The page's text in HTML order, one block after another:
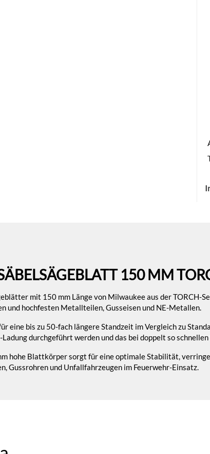
150 MM
mit 150 mm Länge von Milwaukee aus der TORCH-
und hochfesten Metallteilen, Gusseisen und NE-Metallen.
eine bis zu 50-fach längere Standzeit im Vergleich zu
durchgeführt werden und das bei doppelt so
hohe Blattkörper sorgt für eine optimale Stabilität,
Gussrohren und Unfallfahrzeugen im Feuerwehr-Einsatz.